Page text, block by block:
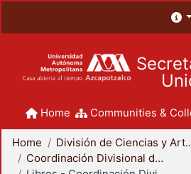
Home Communities &
Home
División de
Coordinación Divisional de Investigación